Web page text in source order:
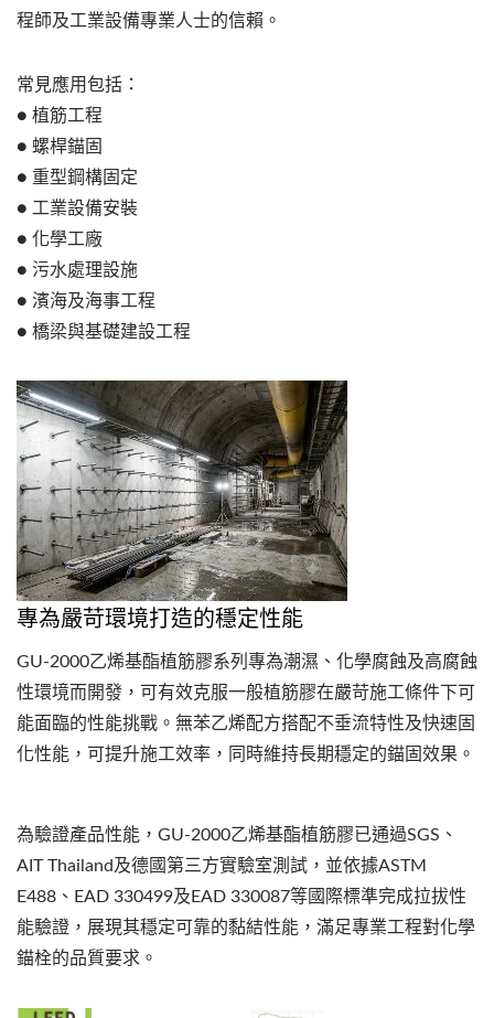
程師及工業設備專業人士的信賴。
常見應用包括：
● 植筋工程
● 螺桿錨固
● 重型鋼構固定
● 工業設備安裝
● 化學工廠
● 污水處理設施
● 濱海及海事工程
● 橋梁與基礎建設工程
專為嚴苛環境打造的穩定性能
GU-2000乙烯基酯植筋膠系列專為潮濕、化學腐蝕及高腐蝕
性環境而開發，可有效克服一般植筋膠在嚴苛施工條件下可
能面臨的性能挑戰。無苯乙烯配方搭配不垂流特性及快速固
化性能，可提升施工效率，同時維持長期穩定的錨固效果。
為驗證產品性能，GU-2000乙烯基酯植筋膠已通過SGS、
AIT Thailand及德國第三方實驗室測試，並依據ASTM
E488、EAD 330499及EAD 330087等國際標準完成拉拔性
能驗證，展現其穩定可靠的黏結性能，滿足專業工程對化學
錨栓的品質要求。